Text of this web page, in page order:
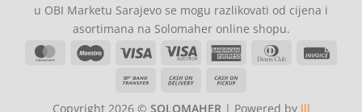
u OBI Marketu Sarajevo se mogu razlikovati od cijena i
asortimana na Solomaher online shopu.
MasterCardMaestro Visa
Visa
American Dinners
Bank
Cash
Copyright 2026 © SOLOMAHER | Powered by lll